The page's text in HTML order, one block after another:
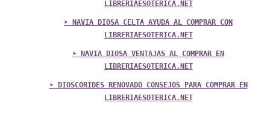
LIBRERIAESOTERICA.NET
➤ NAVIA DIOSA CELTA AYUDA AL COMPRAR CON
LIBRERIAESOTERICA.NET
➤ NAVIA DIOSA VENTAJAS AL COMPRAR EN
LIBRERIAESOTERICA.NET
➤ DIOSCORIDES RENOVADO CONSEJOS PARA COMPRAR EN
LIBRERIAESOTERICA.NET